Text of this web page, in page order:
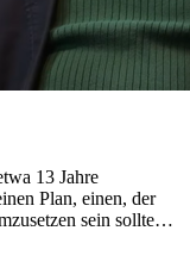
13 Jahre
Plan, einen, der
sein sollte…